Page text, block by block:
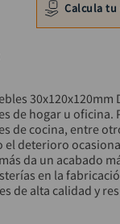
Calcula tu
30x120x120mm
de hogar u oficina.
de cocina, entre
el deterioro
da un acabado
en la
de alta calidad y